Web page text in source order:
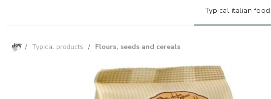
/ Typical products / Flours, seeds and cereals
Typical italian food